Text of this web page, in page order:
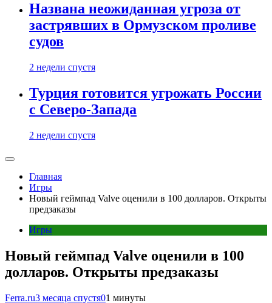
Названа неожиданная угроза от
застрявших в Ормузском проливе
судов
2 недели спустя
Турция готовится угрожать России
с Северо-Запада
2 недели спустя
Главная
Игры
Новый геймпад Valve оценили в 100 долларов. Открыты
предзаказы
Игры
Новый геймпад Valve оценили в 100
долларов. Открыты предзаказы
Ferra.ru3 месяца спустя01 минуты